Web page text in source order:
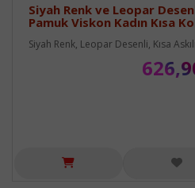
Siyah Renk ve Leopar
Pamuk Viskon Kadın Kısa
Siyah Renk, Leopar Desenli, Kısa